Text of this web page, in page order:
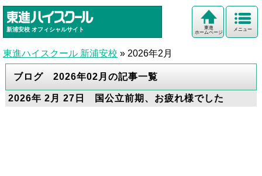
新浦安校 オフィシャルサイト メニュー
東進
ホームページ
東進ハイスクール 新浦安校 » 2026年2月
ブログ 2026年02月の記事一覧
2026年 2月 27日 国公立前期、お疲れ様でした